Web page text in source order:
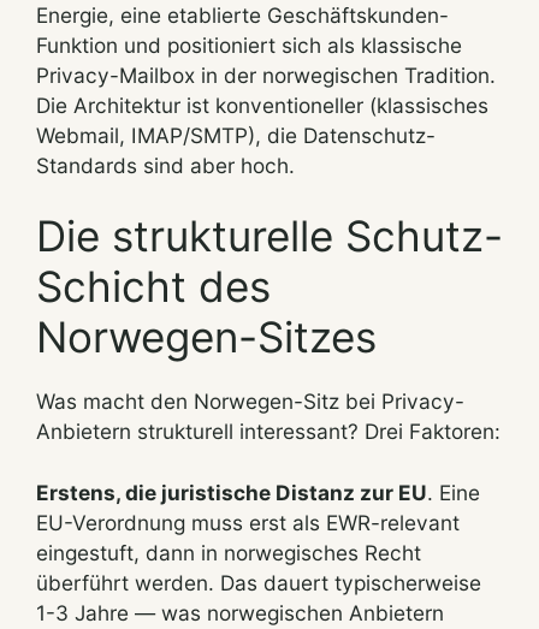
Energie, eine etablierte Geschäftskunden-
Funktion und positioniert sich als klassische
Privacy-Mailbox in der norwegischen Tradition.
Die Architektur ist konventioneller (klassisches
Webmail, IMAP/SMTP), die Datenschutz-
Standards sind aber hoch.
Die strukturelle Schutz-
Schicht des
Norwegen-Sitzes
Was macht den Norwegen-Sitz bei Privacy-
Anbietern strukturell interessant? Drei Faktoren:
Erstens, die juristische Distanz zur EU. Eine
EU-Verordnung muss erst als EWR-relevant
eingestuft, dann in norwegisches Recht
überführt werden. Das dauert typischerweise
1-3 Jahre — was norwegischen Anbietern